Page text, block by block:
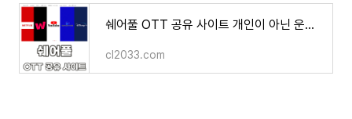
쉐어풀 OTT 공유 사이트 개인이 아닌 운영진 공유 계정 판매 결합 스트리밍
cl2033.com